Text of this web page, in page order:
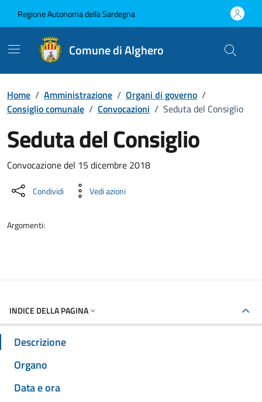
Regione Autonoma della Sardegna
Comune di Alghero
Home / Amministrazione / Organi di governo /
Consiglio comunale / Convocazioni / Seduta del Consiglio
Seduta del Consiglio
???portal.DettaglioConvocazione???
Convocazione del 15 dicembre 2018
Condividi Vedi azioni
Argomenti:
INDICE DELLA PAGINA
Descrizione
Organo
Data e ora